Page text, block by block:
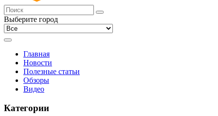
Выберите город
Главная
Новости
Полезные статьи
Обзоры
Видео
Категории